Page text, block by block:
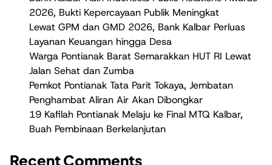
2026, Bukti Kepercayaan Publik Meningkat
Lewat GPM dan GMD 2026, Bank Kalbar Perluas
Layanan Keuangan hingga Desa
Warga Pontianak Barat Semarakkan HUT RI Lewat
Jalan Sehat dan Zumba
Pemkot Pontianak Tata Parit Tokaya, Jembatan
Penghambat Aliran Air Akan Dibongkar
19 Kafilah Pontianak Melaju ke Final MTQ Kalbar,
Buah Pembinaan Berkelanjutan
Recent Comments